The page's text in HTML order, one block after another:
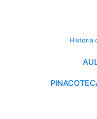
Historia